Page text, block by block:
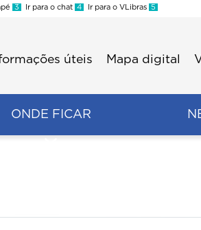
3 Ir para o chat 4 Ir para o VLibras 5
úteis Mapa digital
ONDE FICAR